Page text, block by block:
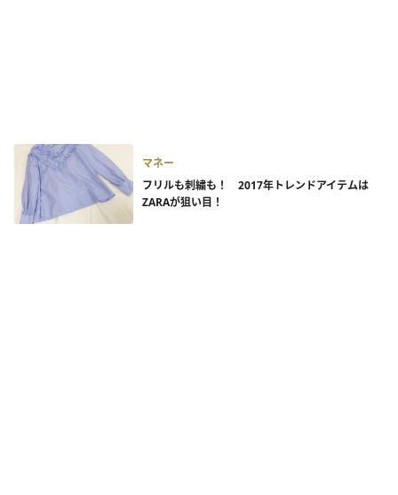
マネー
フリルも刺繍も！ 2017年トレンドアイテムは
ZARAが狙い目！